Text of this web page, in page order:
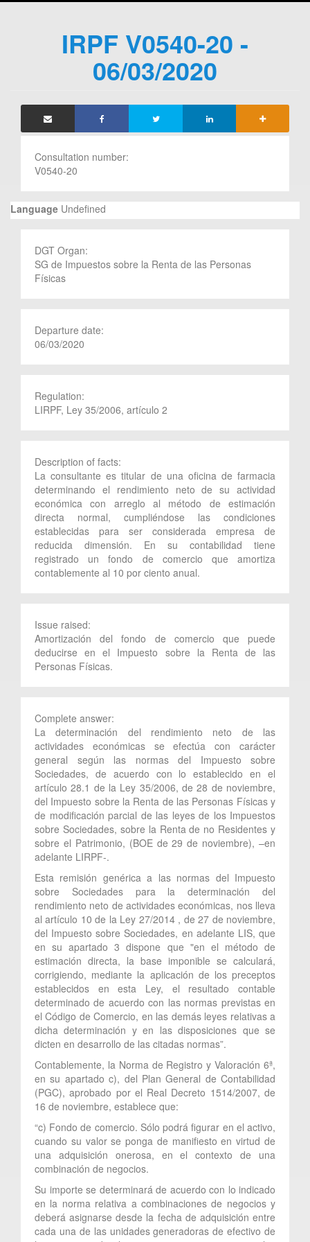
IRPF V0540-20 -
06/03/2020
Consultation number:
V0540-20
Language Undefined
DGT Organ:
SG de Impuestos sobre la Renta de las Personas
Físicas
Departure date:
06/03/2020
Regulation:
LIRPF, Ley 35/2006, artículo 2
Description of facts:
La consultante es titular de una oficina de farmacia
determinando el rendimiento neto de su actividad
económica con arreglo al método de estimación
directa normal, cumpliéndose las condiciones
establecidas para ser considerada empresa de
reducida dimensión. En su contabilidad tiene
registrado un fondo de comercio que amortiza
contablemente al 10 por ciento anual.
Issue raised:
Amortización del fondo de comercio que puede
deducirse en el Impuesto sobre la Renta de las
Personas Físicas.
Complete answer:
La determinación del rendimiento neto de las
actividades económicas se efectúa con carácter
general según las normas del Impuesto sobre
Sociedades, de acuerdo con lo establecido en el
artículo 28.1 de la Ley 35/2006, de 28 de noviembre,
del Impuesto sobre la Renta de las Personas Físicas y
de modificación parcial de las leyes de los Impuestos
sobre Sociedades, sobre la Renta de no Residentes y
sobre el Patrimonio, (BOE de 29 de noviembre), –en
adelante LIRPF-.
Esta remisión genérica a las normas del Impuesto
sobre Sociedades para la determinación del
rendimiento neto de actividades económicas, nos lleva
al artículo 10 de la Ley 27/2014 , de 27 de noviembre,
del Impuesto sobre Sociedades, en adelante LIS, que
en su apartado 3 dispone que "en el método de
estimación directa, la base imponible se calculará,
corrigiendo, mediante la aplicación de los preceptos
establecidos en esta Ley, el resultado contable
determinado de acuerdo con las normas previstas en
el Código de Comercio, en las demás leyes relativas a
dicha determinación y en las disposiciones que se
dicten en desarrollo de las citadas normas”.
Contablemente, la Norma de Registro y Valoración 6ª,
en su apartado c), del Plan General de Contabilidad
(PGC), aprobado por el Real Decreto 1514/2007, de
16 de noviembre, establece que:
“c) Fondo de comercio. Sólo podrá figurar en el activo,
cuando su valor se ponga de manifiesto en virtud de
una adquisición onerosa, en el contexto de una
combinación de negocios.
Su importe se determinará de acuerdo con lo indicado
en la norma relativa a combinaciones de negocios y
deberá asignarse desde la fecha de adquisición entre
cada una de las unidades generadoras de efectivo de